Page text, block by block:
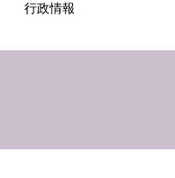
行政情報